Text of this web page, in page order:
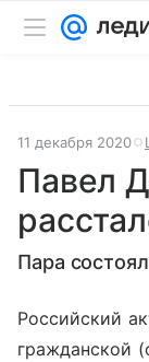
11 декабря 2020
Павел
Пара
Российский
гражданской